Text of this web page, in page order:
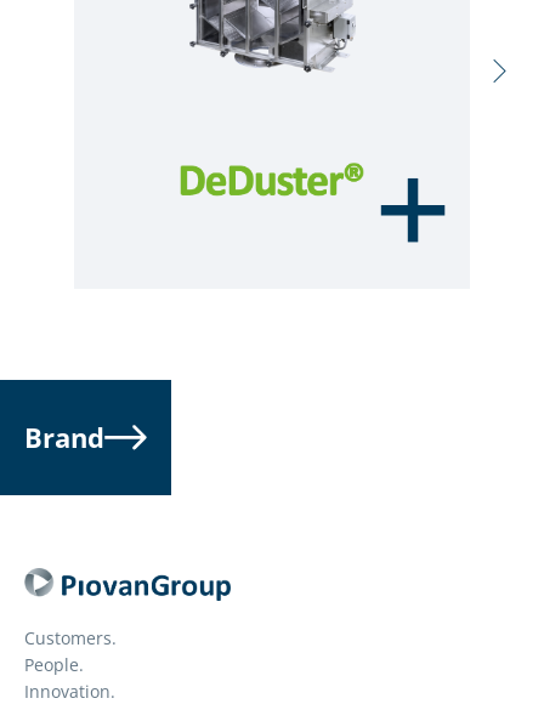
вращение на 360° для гибкого позиционирования
• brush-less motors available on request (SBL Series)
Brand
Customers.
People.
Innovation.